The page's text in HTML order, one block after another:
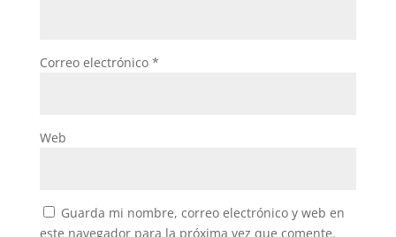
Correo electrónico *
Web
Guarda mi nombre, correo electrónico y web en
este navegador para la próxima vez que comente.